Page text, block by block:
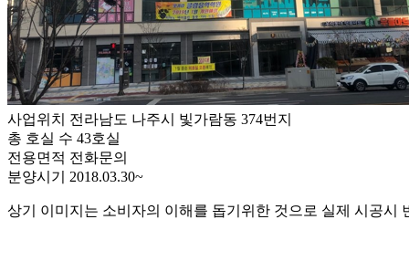
사업위치
전라남도 나주시 빛가람동 374번지
총 호실 수 43호실
전용면적 전화문의
분양시기
2018.03.30~
상기 이미지는 소비자의 이해를 돕기위한 것으로 실제 시공시